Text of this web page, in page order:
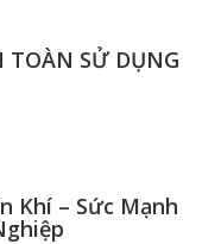
TOÀN SỬ DỤNG
Khí – Sức Mạnh